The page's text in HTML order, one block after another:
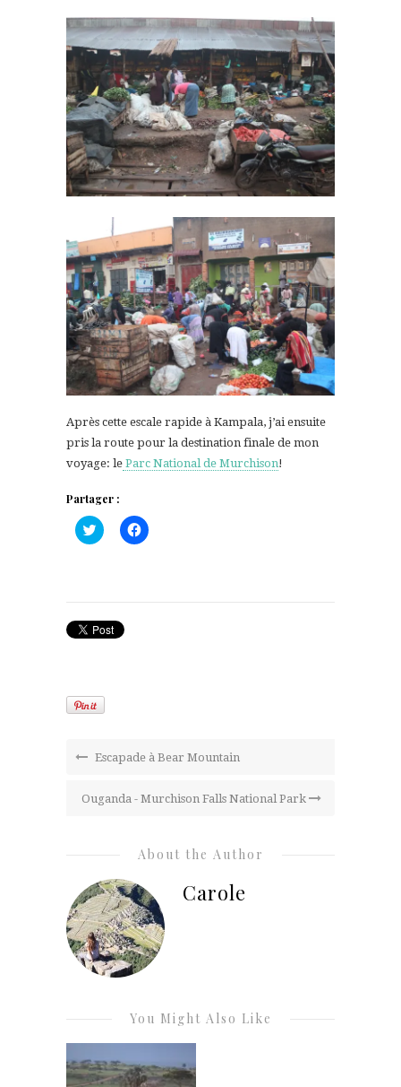
Après cette escale rapide à Kampala, j’ai ensuite
pris la route pour la destination finale de mon
voyage: le Parc National de Murchison!
Partager :
Cliquez
pour
fenêtre)
Cliquez
pour
Escapade à Bear Mountain
Ouganda - Murchison Falls National Park
About the Author
Carole
You Might Also Like